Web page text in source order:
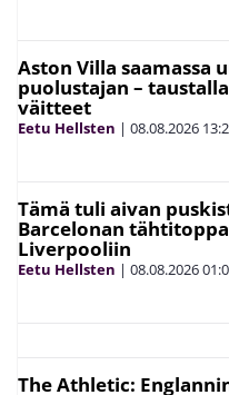
Aston Villa saamassa
puolustajan –
väitteet
Eetu Hellsten | 08.08.2026
Tämä tuli aivan
Barcelonan
Liverpooliin
Eetu Hellsten | 08.08.2026
The Athletic: